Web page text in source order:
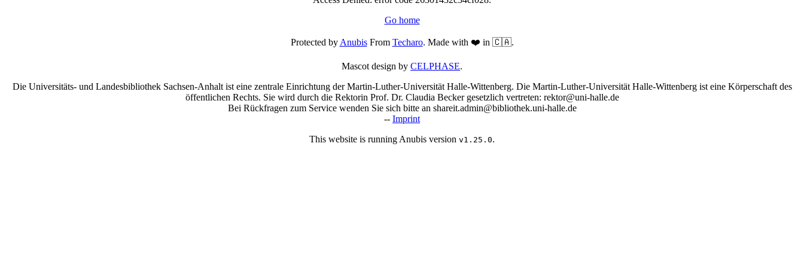
Go home
Protected byAnubisFrom Techaro. Made with ❤️ in 🇨🇦.
Mascot design by CELPHASE.
Die Universitäts- und Landesbibliothek Sachsen-Anhalt ist eine zentrale Einrichtung der Martin-Luther-Universität Halle-Wittenberg. Die Martin-Luther-Universität Halle-Wittenberg ist eine Körperschaft des
öffentlichen Rechts. Sie wird durch die Rektorin Prof. Dr. Claudia Becker gesetzlich vertreten: rektor@uni-halle.de
Bei Rückfragen zum Service wenden Sie sich bitte an shareit.admin@bibliothek.uni-halle.de
-- Imprint
This website is running Anubis version v1.25.0.